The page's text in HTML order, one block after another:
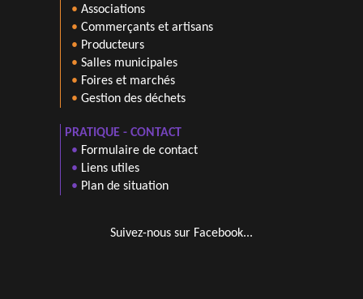
• Associations
• Commerçants et artisans
• Producteurs
• Salles municipales
• Foires et marchés
• Gestion des déchets
PRATIQUE - CONTACT
• Formulaire de contact
• Liens utiles
• Plan de situation
Suivez-nous sur Facebook...